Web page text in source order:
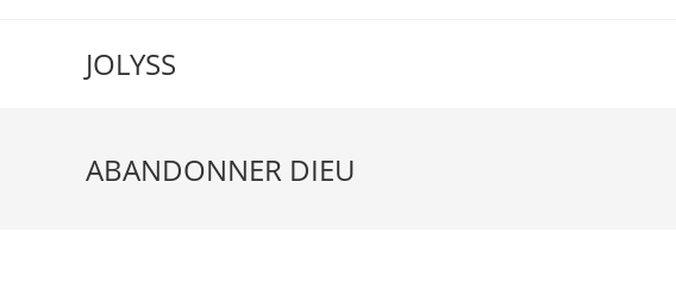
JOLYSS
ABANDONNER DIEU